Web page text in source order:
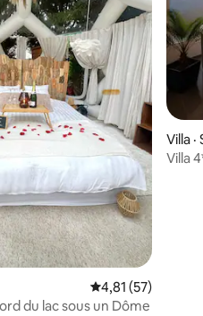
commentaires
Note moyenne de
4,81 (57)
du lac sous un Dôme
Villa
Villa